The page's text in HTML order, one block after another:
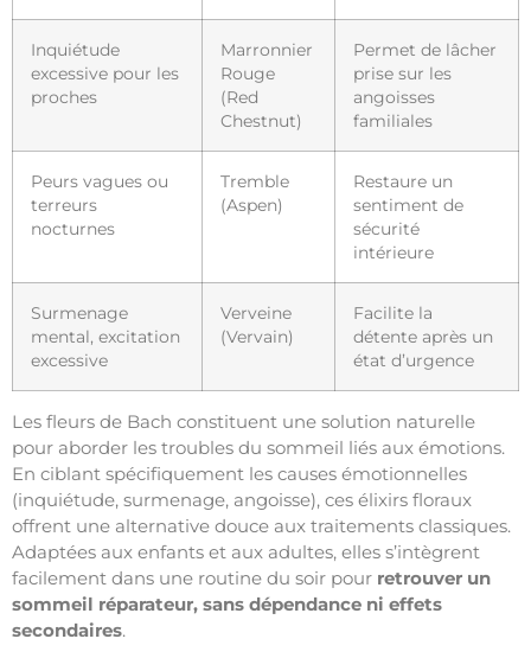
Inquiétude
excessive pour les
proches
Marronnier
Rouge
(Red
Chestnut)
Permet de lâcher
prise sur les
angoisses
familiales
Peurs vagues ou
terreurs
nocturnes
Tremble
(Aspen)
Restaure un
sentiment de
sécurité
intérieure
Surmenage
mental, excitation
excessive
Verveine
(Vervain)
Facilite la
détente après un
état d’urgence
Les fleurs de Bach constituent une solution naturelle
pour aborder les troubles du sommeil liés aux émotions.
En ciblant spécifiquement les causes émotionnelles
(inquiétude, surmenage, angoisse), ces élixirs floraux
offrent une alternative douce aux traitements classiques.
Adaptées aux enfants et aux adultes, elles s’intègrent
facilement dans une routine du soir pour retrouver un
sommeil réparateur, sans dépendance ni effets
secondaires.